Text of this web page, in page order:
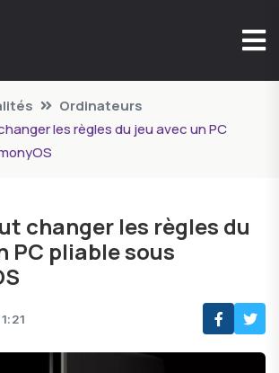
Ordinateurs
les règles du jeu avec un PC
changer les règles du
PC pliable sous